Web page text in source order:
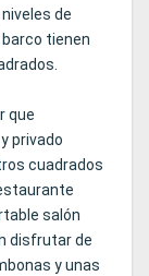
de
tienen
que
privado
cuadrados
salón
disfrutar de
y unas